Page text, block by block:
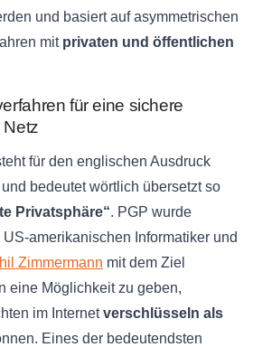
und basiert auf asymmetrischen
mit privaten und öffentlichen
für eine sichere
Netz
für den englischen Ausdruck
und bedeutet wörtlich übersetzt so
Privatsphäre“. PGP wurde
amerikanischen Informatiker und
Zimmermann mit dem Ziel
eine Möglichkeit zu geben,
im Internetverschlüsseln als
Eines der bedeutendsten